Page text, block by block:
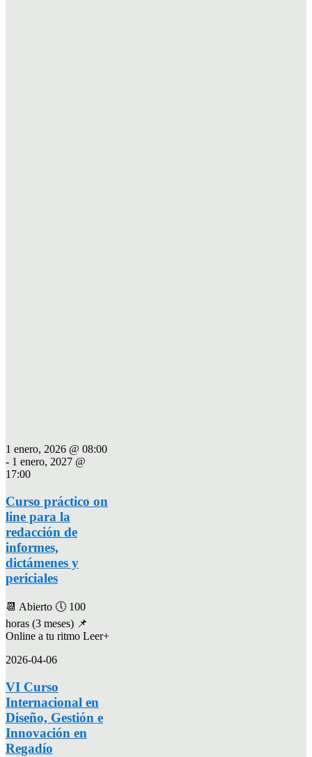
1 enero, 2026 @ 08:00
- 1 enero, 2027 @
17:00
Curso práctico on
line para la
redacción de
informes,
dictámenes y
periciales
📆 Abierto 🕔 100
horas (3 meses) 📌
Online a tu ritmo Leer+
2026-04-06
VI Curso
Internacional en
Diseño, Gestión e
Innovación en
Regadío